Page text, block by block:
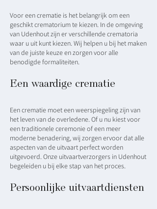
Voor een crematie is het belangrijk om een
geschikt crematorium te kiezen. In de omgeving
van Udenhout zijn er verschillende crematoria
waar u uit kunt kiezen. Wij helpen u bij het maken
van de juiste keuze en zorgen voor alle
benodigde formaliteiten.
Een waardige crematie
Een crematie moet een weerspiegeling zijn van
het leven van de overledene. Of u nu kiest voor
een traditionele ceremonie of een meer
moderne benadering, wij zorgen ervoor dat alle
aspecten van de uitvaart perfect worden
uitgevoerd. Onze uitvaartverzorgers in Udenhout
begeleiden u bij elke stap van het proces.
Persoonlijke uitvaartdiensten